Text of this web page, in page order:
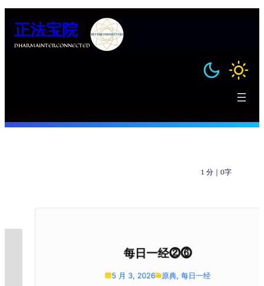
正法宝院
DHARMAINTERCONNECTED
1 分 ｜0字
每日一经⓶⓺
5 月 3, 2026 原典,每日一经